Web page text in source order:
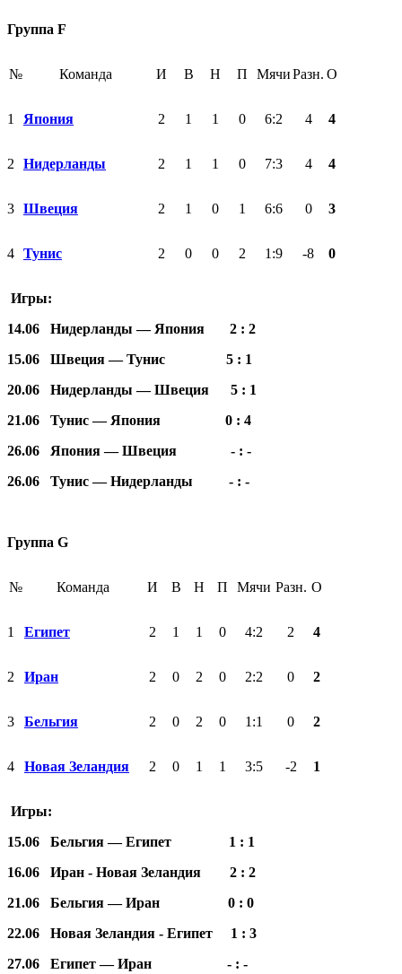
Группа F
№ Команда И В Н П МячиРазн. О
1 Япония 2 1 1 0 6:2 4 4
2 Нидерланды 2 1 1 0 7:3 4 4
3 Швеция 2 1 0 1 6:6 0 3
4 Тунис 2 0 0 2 1:9 -8 0
Игры:
14.06 Нидерланды — Япония 2 : 2
15.06 Швеция — Тунис 5 : 1
20.06 Нидерланды — Швеция 5 : 1
21.06 Тунис — Япония 0 : 4
26.06 Япония — Швеция - : -
26.06 Тунис — Нидерланды - : -
Группа G
№ Команда И В Н П Мячи Разн. О
1 Египет 2 1 1 0 4:2 2 4
2 Иран 2 0 2 0 2:2 0 2
3 Бельгия 2 0 2 0 1:1 0 2
4 Новая Зеландия 2 0 1 1 3:5 -2 1
Игры:
15.06 Бельгия — Египет 1 : 1
16.06 Иран - Новая Зеландия 2 : 2
21.06 Бельгия — Иран 0 : 0
22.06 Новая Зеландия - Египет 1 : 3
27.06 Египет — Иран - : -